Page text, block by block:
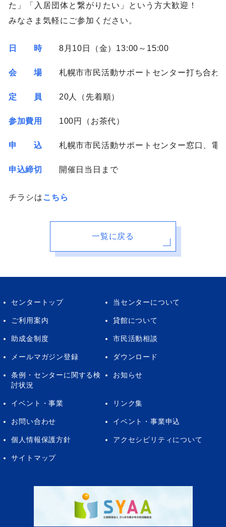
た」「入居団体と繋がりたい」という方大歓迎！
みなさま気軽にご参加ください。
日 時 8月10日（金）13:00～15:00
会 場 札幌市市民活動サポートセンター打ち合わ
定 員 20人（先着順）
参加費用 100円（お茶代）
申 込 札幌市市民活動サポートセンター窓口、電
申込締切 開催日当日まで
チラシは こちら
一覧に戻る
センタートップ 当センターについて
ご利用案内 貸館について
助成金制度 市民活動相談
メールマガジン登録 ダウンロード
条例・センターに関する検
討状況
お知らせ
イベント・事業 リンク集
お問い合わせ イベント・事業申込
個人情報保護方針 アクセシビリティについて
サイトマップ